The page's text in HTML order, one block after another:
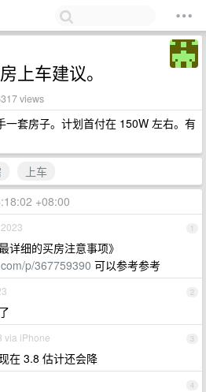
上车建议。
views
一套房子。计划首付在 150W 左右。有
上车
+08:00
1
详细的买房注意事项》
p/367759390 可以参考参考
2
3
via iPhone
在 3.8 估计还会降
4